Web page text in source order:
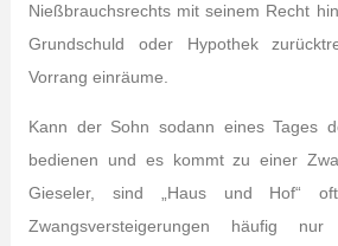
Nießbrauchsrechts mit seinem Recht
Grundschuld oder Hypothek
Vorrang einräume.
Kann der Sohn sodann eines Tages
bedienen und es kommt zu einer
Gieseler, sind „Haus und Hof“
Zwangsversteigerungen häufig